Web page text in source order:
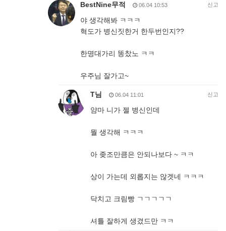
BestNine무적 06.04 10:53 신고
야 생각해봐 ㅋㅋㅋ
혁도가 병신짓한거 한두번인지??
한명대가리 똥찼노 ㅋㅋ
우주님 잘가고~
T님 06.04 11:01 신고
얌마 니가 젤 병신인데
뭘 생각해 ㅋㅋㅋ
아 좆조만큼은 안되나보다 ~ ㅋㅋ
상이 가는데 외롭지는 않겟네 ㅋㅋㅋ
닥치고 크림빵 ㄱㄱㄱㄱㄱ
셔틀 잘하게 생겼드만 ㅋㅋ